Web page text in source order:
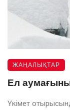
ЖАҢАЛЫҚТАР
Ел
Үкімет